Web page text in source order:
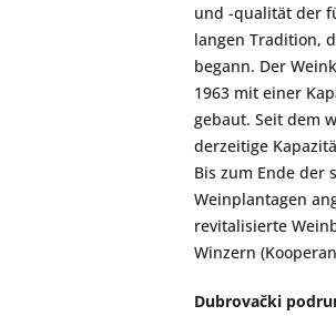
und -qualität der
langen Tradition,
begann. Der
1963 mit einer
gebaut. Seit dem
derzeitige
Bis zum Ende der
Weinplantagen
revitalisierte
Winzern
Dubrovački